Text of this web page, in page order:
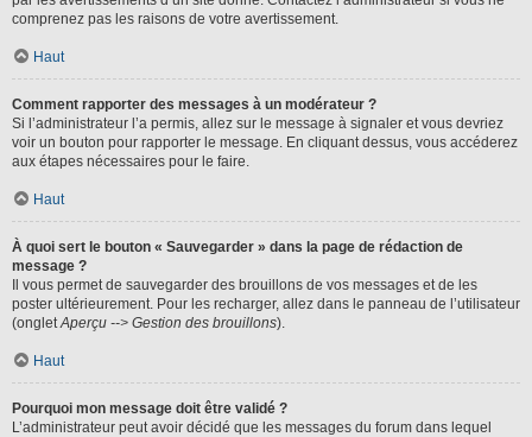
comprenez pas les raisons de votre avertissement.
Haut
Comment rapporter des messages à un modérateur ?
Si l’administrateur l’a permis, allez sur le message à signaler et vous devriez
voir un bouton pour rapporter le message. En cliquant dessus, vous accéderez
aux étapes nécessaires pour le faire.
Haut
À quoi sert le bouton « Sauvegarder » dans la page de rédaction de
message ?
Il vous permet de sauvegarder des brouillons de vos messages et de les
poster ultérieurement. Pour les recharger, allez dans le panneau de l’utilisateur
(ongletAperçu --> Gestion des brouillons).
Haut
Pourquoi mon message doit être validé ?
L’administrateur peut avoir décidé que les messages du forum dans lequel